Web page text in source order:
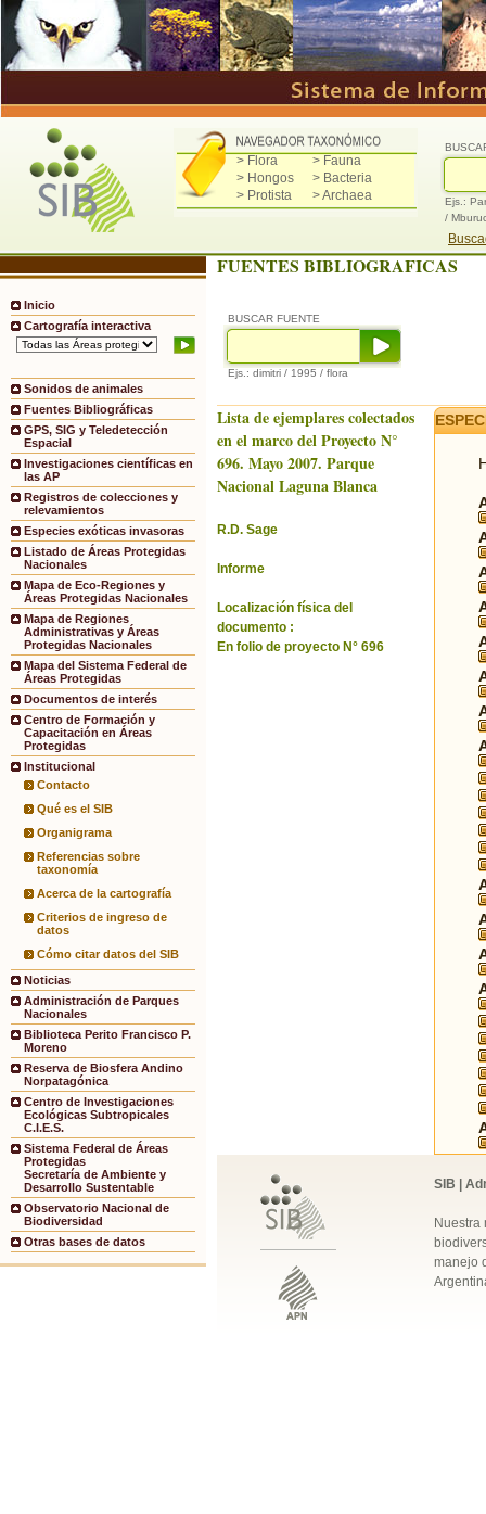
> Flora
> Fauna
> Hongos
> Bacteria
> Protista
> Archaea
Ejs.:
/
Inicio
Cartografía interactiva
Sonidos de animales
Fuentes Bibliográficas
GPS, SIG y Teledetección
Espacial
Investigaciones científicas en
las AP
Registros de colecciones y
relevamientos
Especies exóticas invasoras
Listado de Áreas Protegidas
Nacionales
Mapa de Eco-Regiones y
Áreas Protegidas Nacionales
Mapa de Regiones
Administrativas y Áreas
Protegidas Nacionales
Mapa del Sistema Federal de
Áreas Protegidas
Documentos de interés
Centro de Formación y
Capacitación en Áreas
Protegidas
Institucional
Contacto
Qué es el SIB
Organigrama
Referencias sobre
taxonomía
Acerca de la cartografía
Criterios de ingreso de
datos
Cómo citar datos del SIB
Noticias
Administración de Parques
Nacionales
Biblioteca Perito Francisco P.
Moreno
Reserva de Biosfera Andino
Norpatagónica
Centro de Investigaciones
Ecológicas Subtropicales
C.I.E.S.
Sistema Federal de Áreas
Protegidas
Secretaría de Ambiente y
Desarrollo Sustentable
Observatorio Nacional de
Biodiversidad
Otras bases de datos
FUENTES BIBLIOGRAFICAS
BUSCAR FUENTE
Ejs.: dimitri / 1995 / flora
Lista de ejemplares colectados
en el marco del Proyecto N°
696. Mayo 2007. Parque
Nacional Laguna Blanca
R.D. Sage
Informe
Localización física del
documento :
En folio de proyecto N° 696
SIB |
Nuestra
manejo